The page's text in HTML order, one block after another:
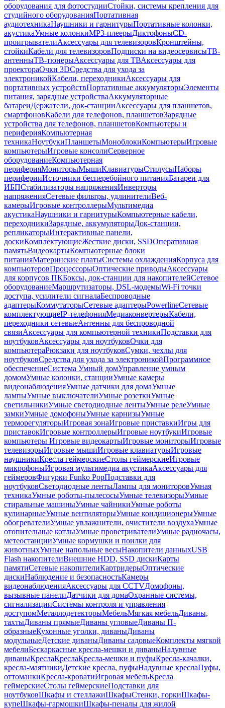
оборудования для фотостудииСтойки, системы крепления для
студийного оборудованияПортативная
аудиотехникаНаушники и гарнитурыПортативные колонки,
акустикаУмные колонкиMP3-плеерыДиктофоныCD-
проигрывателиАксессуары для телевизоровКронштейны,
стойкиКабели для телевизоровПодписки на видеосервисыТВ-
антенныТВ-тюнерыАксессуары для ТВАксессуары для
проектораОчки 3DСредства для ухода за
электроникойКабели, переходникиАксессуары для
портативных устройствПортативные аккумуляторыЭлементы
питания, зарядные устройстваАккумуляторные
батареиДержатели, док-станцииАксессуары для планшетов,
смартфоновКабели для телефонов, планшетовЗарядные
устройства для телефонов, планшетовКомпьютеры и
периферияКомпьютерная
техникаНоутбукиПланшетыМоноблокиКомпьютерыИгровые
компьютерыИгровые консолиСерверное
оборудованиеКомпьютерная
периферияМониторыМышиКлавиатурыСтилусыНаборы
периферииИсточники бесперебойного питанияБатареи для
ИБПСтабилизаторы напряженияИнверторы
напряженияСетевые фильтры, удлинителиВеб-
камерыИгровые контроллерыМультимедиа
акустикаНаушники и гарнитурыКомпьютерные кабели,
переходникиЗарядные, аккумуляторыДок-станции,
репликаторыИнтерактивные панели,
доскиКомплектующиеЖесткие диски, SSDОперативная
памятьВидеокартыКомпьютерные блоки
питанияМатеринские платыСистемы охлажденияКорпуса для
компьютеровПроцессорыОптические приводыАксессуары
для корпусов ПКБоксы, док-станции для накопителейСетевое
оборудованиеМаршрутизаторы, DSL-модемыWi-Fi точки
доступа, усилители сигналаБеспроводные
адаптерыКоммутаторыСетевые адаптерыPowerlineСетевые
комплектующиеIP-телефонияМедиаконвертерыКабели,
переходники сетевыеАнтенны для беспроводной
связиАксессуары для компьютерной техникиПодставки для
ноутбуковАксессуары для ноутбуковОчки для
компьютераРюкзаки для ноутбуковСумки, чехлы для
ноутбуковСредства для ухода за электроникойПрограммное
обеспечениеСистема Умный домУправление умным
домомУмные колонки, станцииУмные камеры
видеонаблюденияУмные датчики для домаУмные
лампыУмные выключателиУмные розеткиУмные
светильникиУмные светодиодные лентыУмные релеУмные
замкиУмные домофоныУмные карнизыУмные
терморегуляторыИгровая зонаИгровые приставкиИгры для
приставокИгровые контроллерыИгровые ноутбукиИгровые
компьютеры Игровые видеокартыИгровые мониторыИгровые
телевизорыИгровые мышиИгровые клавиатурыИгровые
наушникиКресла геймерскиеСтолы геймерскиеИгровые
микрофоныИгровая мультимедиа акустикаАксессуары для
геймеровФигурки Funko PopПодставки для
ноутбуковСветодиодные лентыЛампы для мониторовУмная
техникаУмные роботы-пылесосыУмные телевизорыУмные
стиральные машиныУмные чайникиУмные роботы
кулинарныеУмные вентиляторыУмные кондиционерыУмные
обогревателиУмные увлажнители, очистители воздухаУмные
отопительные котлыУмные проветривателиУмные радиочасы,
метеостанцииУмные кормушки и поилки для
животныхУмные напольные весыНакопители данныхUSB
Flash накопителиВнешние HDD, SSD дискиКарты
памятиСетевые накопителиКартридерыОптические
дискиНаблюдение и безопасностьКамеры
видеонаблюденияАксессуары для CCTVДомофоны,
вызывные панелиДатчики для домаОхранные системы,
сигнализацииСистемы контроля и управления
доступомМеталлодетекторыМебельМягкая мебельДиваны,
тахтыДиваны прямыеДиваны угловыеДиваны П-
образныеКухонные уголки, диваныДиваны
модульныеДетские диваныДиваны садовыеКомплекты мягкой
мебелиБескаркасные кресла-мешки и диваныНадувные
диваныКреслаКреслаКресла-мешки и пуфыКресла-качалки,
кресла-маятникиДетские кресла, пуфыНадувные креслаПуфы,
оттоманкиКресла-кроватиИгровая мебельКресла
геймерскиеСтолы геймерскиеПодставки для
ноутбуковШкафы и стеллажиШкафыСтенки, горкиШкафы-
купеШкафы-гармошкиШкафы-пеналы для жилой